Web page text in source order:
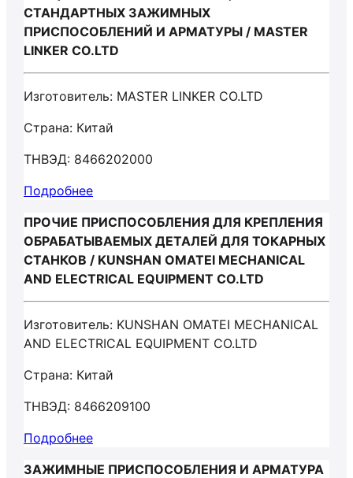
СТАНДАРТНЫХ ЗАЖИМНЫХ
ПРИСПОСОБЛЕНИЙ И АРМАТУРЫ / MASTER
LINKER CO.LTD
Изготовитель: MASTER LINKER CO.LTD
Страна: Китай
ТНВЭД: 8466202000
Подробнее
ПРОЧИЕ ПРИСПОСОБЛЕНИЯ ДЛЯ КРЕПЛЕНИЯ
ОБРАБАТЫВАЕМЫХ ДЕТАЛЕЙ ДЛЯ ТОКАРНЫХ
СТАНКОВ / KUNSHAN OMATEI MECHANICAL
AND ELECTRICAL EQUIPMENT CO.LTD
Изготовитель: KUNSHAN OMATEI MECHANICAL
AND ELECTRICAL EQUIPMENT CO.LTD
Страна: Китай
ТНВЭД: 8466209100
Подробнее
ЗАЖИМНЫЕ ПРИСПОСОБЛЕНИЯ И АРМАТУРА